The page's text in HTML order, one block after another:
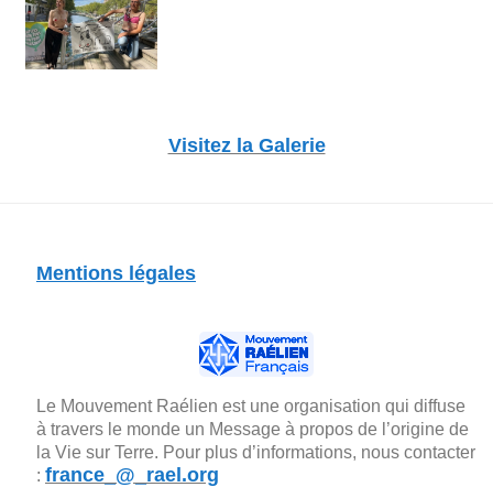
Visitez la Galerie
Mentions légales
Le Mouvement Raélien est une organisation qui diffuse
à travers le monde un Message à propos de l’origine de
la Vie sur Terre. Pour plus d’informations, nous contacter
: france_@_rael.org